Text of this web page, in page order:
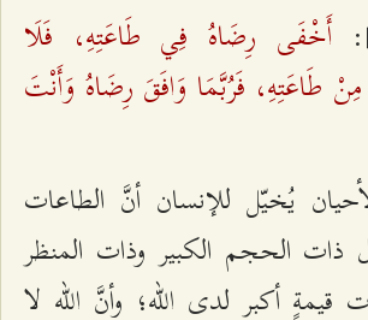
أَخْفَى رِضَاهُ فِي طَاعَتِهِ، فَلَا
طَاعَتِهِ، فَرُبَّمَا وَافَقَ رِضَاهُ وَأَنْتَ
يُخيّل للإنسان أنَّ الطاعات
ذات الحجم الكبير وذات المنظر
قيمةٍ أكبر لدى الله؛ وأنَّ الله لا